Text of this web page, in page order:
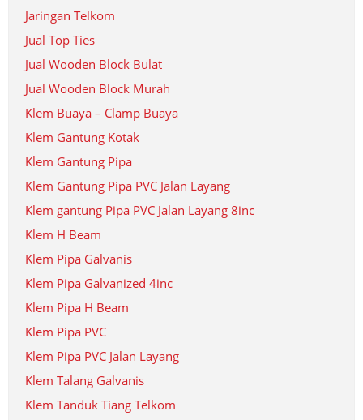
Jaringan Telkom
Jual Top Ties
Jual Wooden Block Bulat
Jual Wooden Block Murah
Klem Buaya – Clamp Buaya
Klem Gantung Kotak
Klem Gantung Pipa
Klem Gantung Pipa PVC Jalan Layang
Klem gantung Pipa PVC Jalan Layang 8inc
Klem H Beam
Klem Pipa Galvanis
Klem Pipa Galvanized 4inc
Klem Pipa H Beam
Klem Pipa PVC
Klem Pipa PVC Jalan Layang
Klem Talang Galvanis
Klem Tanduk Tiang Telkom